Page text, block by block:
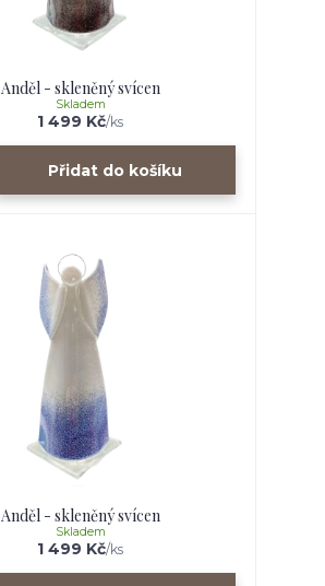
Anděl - skleněný svícen
1 499 Kč/ks
Skladem
Přidat do košíku
Anděl - skleněný svícen
1 499 Kč/ks
Skladem